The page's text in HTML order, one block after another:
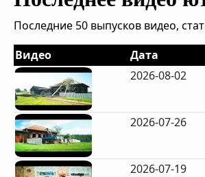
Последние 50 выпусков видео,
Видео
Дата
2026-08-02
2026-07-26
2026-07-19